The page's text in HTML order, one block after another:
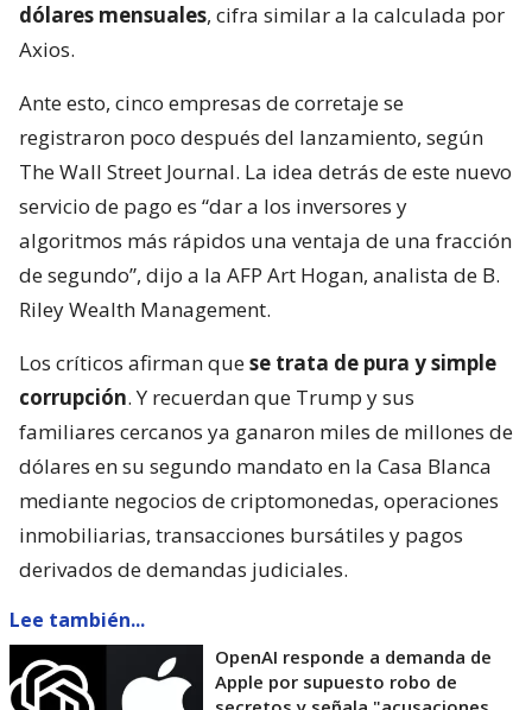
dólares mensuales, cifra similar a la calculada por
Axios.
Ante esto, cinco empresas de corretaje se
registraron poco después del lanzamiento, según
The Wall Street Journal. La idea detrás de este nuevo
servicio de pago es “dar a los inversores y
algoritmos más rápidos una ventaja de una fracción
de segundo”, dijo a la AFP Art Hogan, analista de B.
Riley Wealth Management.
Los críticos afirman quese trata de pura y simple
corrupción. Y recuerdan que Trump y sus
familiares cercanos ya ganaron miles de millones de
dólares en su segundo mandato en la Casa Blanca
mediante negocios de criptomonedas, operaciones
inmobiliarias, transacciones bursátiles y pagos
derivados de demandas judiciales.
Lee también...
OpenAI responde a demanda de
Apple por supuesto robo de